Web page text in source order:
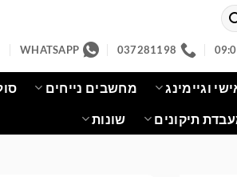
037281198
WHATSAPP
וגיימינג מחשבים נייחים
תיקונים שונות